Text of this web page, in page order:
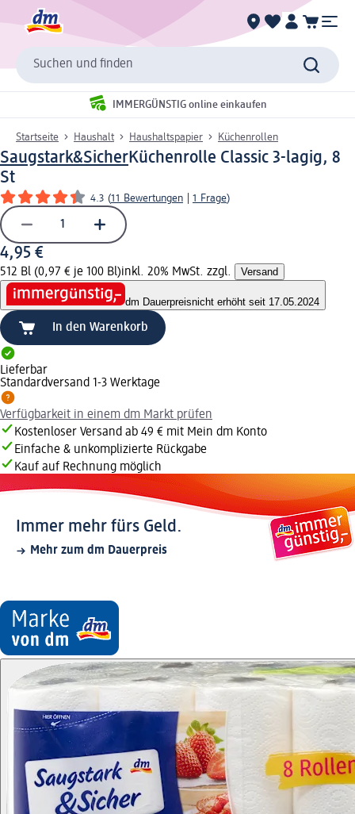
Suchen und finden
IMMERGÜNSTIG online einkaufen
Startseite Haushalt Haushaltspapier Küchenrollen
Saugstark&SicherKüchenrolle Classic 3-lagig, 8
St
4.3 (11 Bewertungen 1 Frage)
4,95 €
512 Bl (0,97 € je 100 Bl)inkl. 20% MwSt. zzgl. Versand
dm Dauerpreisnicht erhöht seit 17.05.2024
In den Warenkorb
Lieferbar
Standardversand 1-3 Werktage
Verfügbarkeit in einem dm Markt prüfen
Kostenloser Versand ab 49 € mit Mein dm Konto
Einfache & unkomplizierte Rückgabe
Kauf auf Rechnung möglich
Immer mehr fürs Geld.
Mehr zum dm Dauerpreis